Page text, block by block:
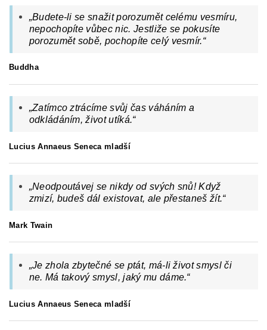
„Budete-li se snažit porozumět celému vesmíru,
nepochopíte vůbec nic. Jestliže se pokusíte
porozumět sobě, pochopíte celý vesmír.“
Buddha
„Zatímco ztrácíme svůj čas váháním a
odkládáním, život utíká.“
Lucius Annaeus Seneca mladší
„Neodpoutávej se nikdy od svých snů! Když
zmizí, budeš dál existovat, ale přestaneš žít.“
Mark Twain
„Je zhola zbytečné se ptát, má-li život smysl či
ne. Má takový smysl, jaký mu dáme.“
Lucius Annaeus Seneca mladší